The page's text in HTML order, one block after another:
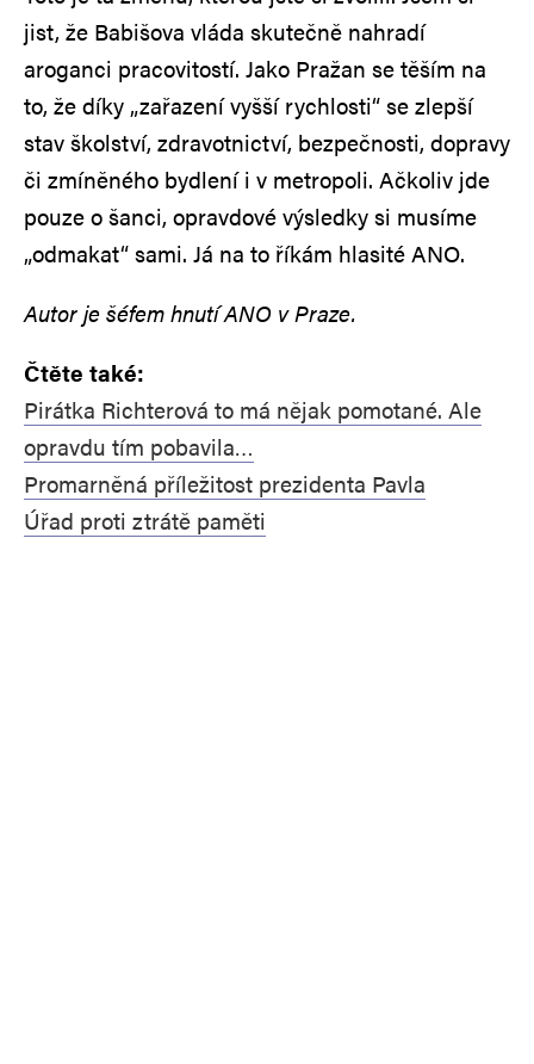
jist, že Babišova vláda skutečně nahradí
aroganci pracovitostí. Jako Pražan se těším na
to, že díky „zařazení vyšší rychlosti“ se zlepší
stav školství, zdravotnictví, bezpečnosti, dopravy
či zmíněného bydlení i v metropoli. Ačkoliv jde
pouze o šanci, opravdové výsledky si musíme
„odmakat“ sami. Já na to říkám hlasité ANO.
Autor je šéfem hnutí ANO v Praze.
Čtěte také:
Pirátka Richterová to má nějak pomotané. Ale
opravdu tím pobavila…
Promarněná příležitost prezidenta Pavla
Úřad proti ztrátě paměti